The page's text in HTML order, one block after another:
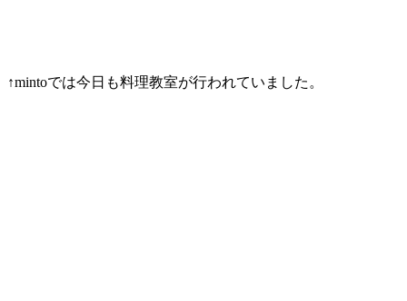
↑mintoでは今日も料理教室が行われていました。